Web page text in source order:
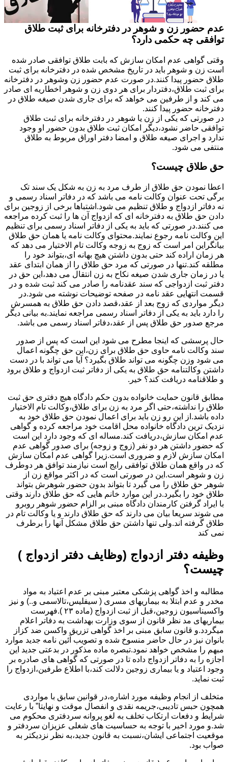
عدم حضور زن و شوهر در دفترخانه برای ثبت طلاق
توافقی چه حکمی دارد؟
وقتی گواهی عدم امکان سازش که بابت طلاق توافقی صادر شده
است زن و شوهر باید در تاریخ مشخص شده در دفترخانه برای ثبت
طلاق حضور پیدا کنند.در صورت عدم حضور زن وشوهر در دفترخانه
برای ثبت طلاق،دفتردار برای هر دوی زن و شوهر اخطاریه ای صادر
می کند و از طرفین می خواهد که برای جاری شدن صیغه طلاق در
دفترخانه حضور پیدا کنند.
در صورتی که یکی از زن یا شوهر در دفترخانه برای ثبت طلاق
توافقی حاضر نشود،دیگر امکان ثبت طلاق بدون حضور او وجود
ندارد و اجرای صیغه طلاق و امضا دفتر اوراق مربوط به طلاق
منتفی می شود.
حق طلاق چیست؟
اعطا نمودن حق طلاق از طرف مرد به زن به شکل یک سند تک
برگی تحت عنوان وکالت نامه می باشد که در دفاتر اسناد رسمی و
نه دفاتر ازدواج و طلاق تنظیم می شود.اشتباها برخی از زوجین برای
دادن حق طلاق به دفترخانه ای که ازدواج آن ها را ثبت کرده مراجعه
می کنند.در صورتی که باید به یکی از دفاتر اسناد رسمی برای تنظیم
این وکالت نامه رجوع نمایند.محتوای وکالت نامه یا همان حق طلاق
بیانگراین امر است که زوج به زوجه وکالت تام الاختیار می دهد که
هر زمان اراده کند حتی بدون داشتن هیچ بهانه ای،بتواند خود را
مطلقه کند.تنها در صورتی که مرد حق طلاق را از همان ابتدای عقد
یا در زمان جاری شدن صیغه نکاح به زن انتقال می دهد،این حق در
دفتر ثبت ازدواجی که سند عقدنامه را صادر می کند ثبت شده و در
قسمت انتهایی عقد نامه در صفحه توضیحات نوشته می شود.در
دیگر مواردی که زوج بعد از عقد،قصد دادن حق طلاق به همسرش
را دارد باید به یکی از دفاتر اسناد رسمی مراجعه نمایند.به بیانی دیگر
مرجع صدور حق طلاق پس از عقد،دفاتر اسناد رسمی می باشد.
حال پرسشی که اینجا مطرح می شود این است که پس از صدور
سند وکالت نامه حاوی حق طلاق برای زن،این حق چگونه اعمال
می شود وزن چگونه می تواند طلاق بگیرد؟ آیا می تواند با در دست
داشتن وکالتنامه حق طلاق به یکی از دفاتر ثبت ازدواج و طلاق برود
و طلاقنامه دریافت کند؟ خیر.
مطابق قانون حمایت خانواده بدون حکم دادگاه هیچ دفتری حق ثبت
طلاق را نداشته،حتی اگر مرد به زن برای طلاق،وکالت تام الاختیار
داده باشد.از این رو زن باید برای اعمال نمودن حق طلاق خود به
نزدیک ترین دادگاه خانواده محل اقامت خود مراجعه کرده و گواهی
عدم امکان سازش،دریافت کند.مساله ای که وجود دارد این است
که حضور داشتن هر دو نفر (زوج و زوجه) برای صدور گواهی عدم
امکان سازش لازم و ضروری است.زیرا گواهی عدم امکان سازش
که در واقع همان طلاق توافقی رایج است نیازمند توافق هر دوطرف
زن و شوهر است.این در صورتی است که در اکثر مواقع زن از
شوهر حق طلاق را می گیرد تا بتواند بدون حضور شوهرش بتواند
طلاق خود را بگیرد.در این موارد خانم هایی که حق طلاق دارند وقتی
با ایراد گرفتن کارمندان دادگاه مبنی بر الزام حضور شوهر روبرو
می شوند سریعا بیان می دارند که حق طلاق دارند و یا وکالت تام در
طلاق گرفته اند.ولی تنها داشتن حق طلاق مشکل آنها را برطرف
نمی کند
وظیفه دفتر ازدواج (وظایف دفتر ازدواج )
چیست؟
مطالبه و اخذ گواهی پزشکی معتبر مبنی بر عدم اعتیاد به مواد
مخدر و عدم ابتلا به بیماریهای مسری ( سیفلیس،تالاسمی و..) و نیز
واکسیناسیون زوجین،قبل از ثبت ازدواج (ماده ۲۳ ).فهرست
بیماریهای مد نظر قانون از سوی وزارت بهداشت به دفاتر اعلام
میگردد.و قانون سابق مبنی بر اخذ گواهی تزریق واکسن ضد کزاز
بانوان نیز در حال حاضر منسوخ شده و تصویب آئین نامه جدید موارد
مبهم را مشخص خواهد نمود.تبصره ماده مذکور در بدعتی جدید این
اجازه را به دفاتر ازدواج داده تا در صورتی که گواهی های صادره بر
وجود اعتیاد و یا بیماری زوجین دلالت کند،با اطلاع طرفین،ازدواج را
ثبت نماید.
متخلف از انجام وظیفه مورد اشاره،در قوانین سابق با مواردی
همچون حبس تادیبی،جریمه نقدی و انفصال موقت و نهایتا” با رعایت
شرایط و دفعات ارتکاب تخلف به لغو پروانه سردفتری محکوم می
شد.و مورد اخیر با توجه به حساسیت های شغلی عزیزان سردفتر و
موقعیت اجتماعی ایشان،نسبت به قانون جدید،به نظر نزدیکتر به
صواب بود.